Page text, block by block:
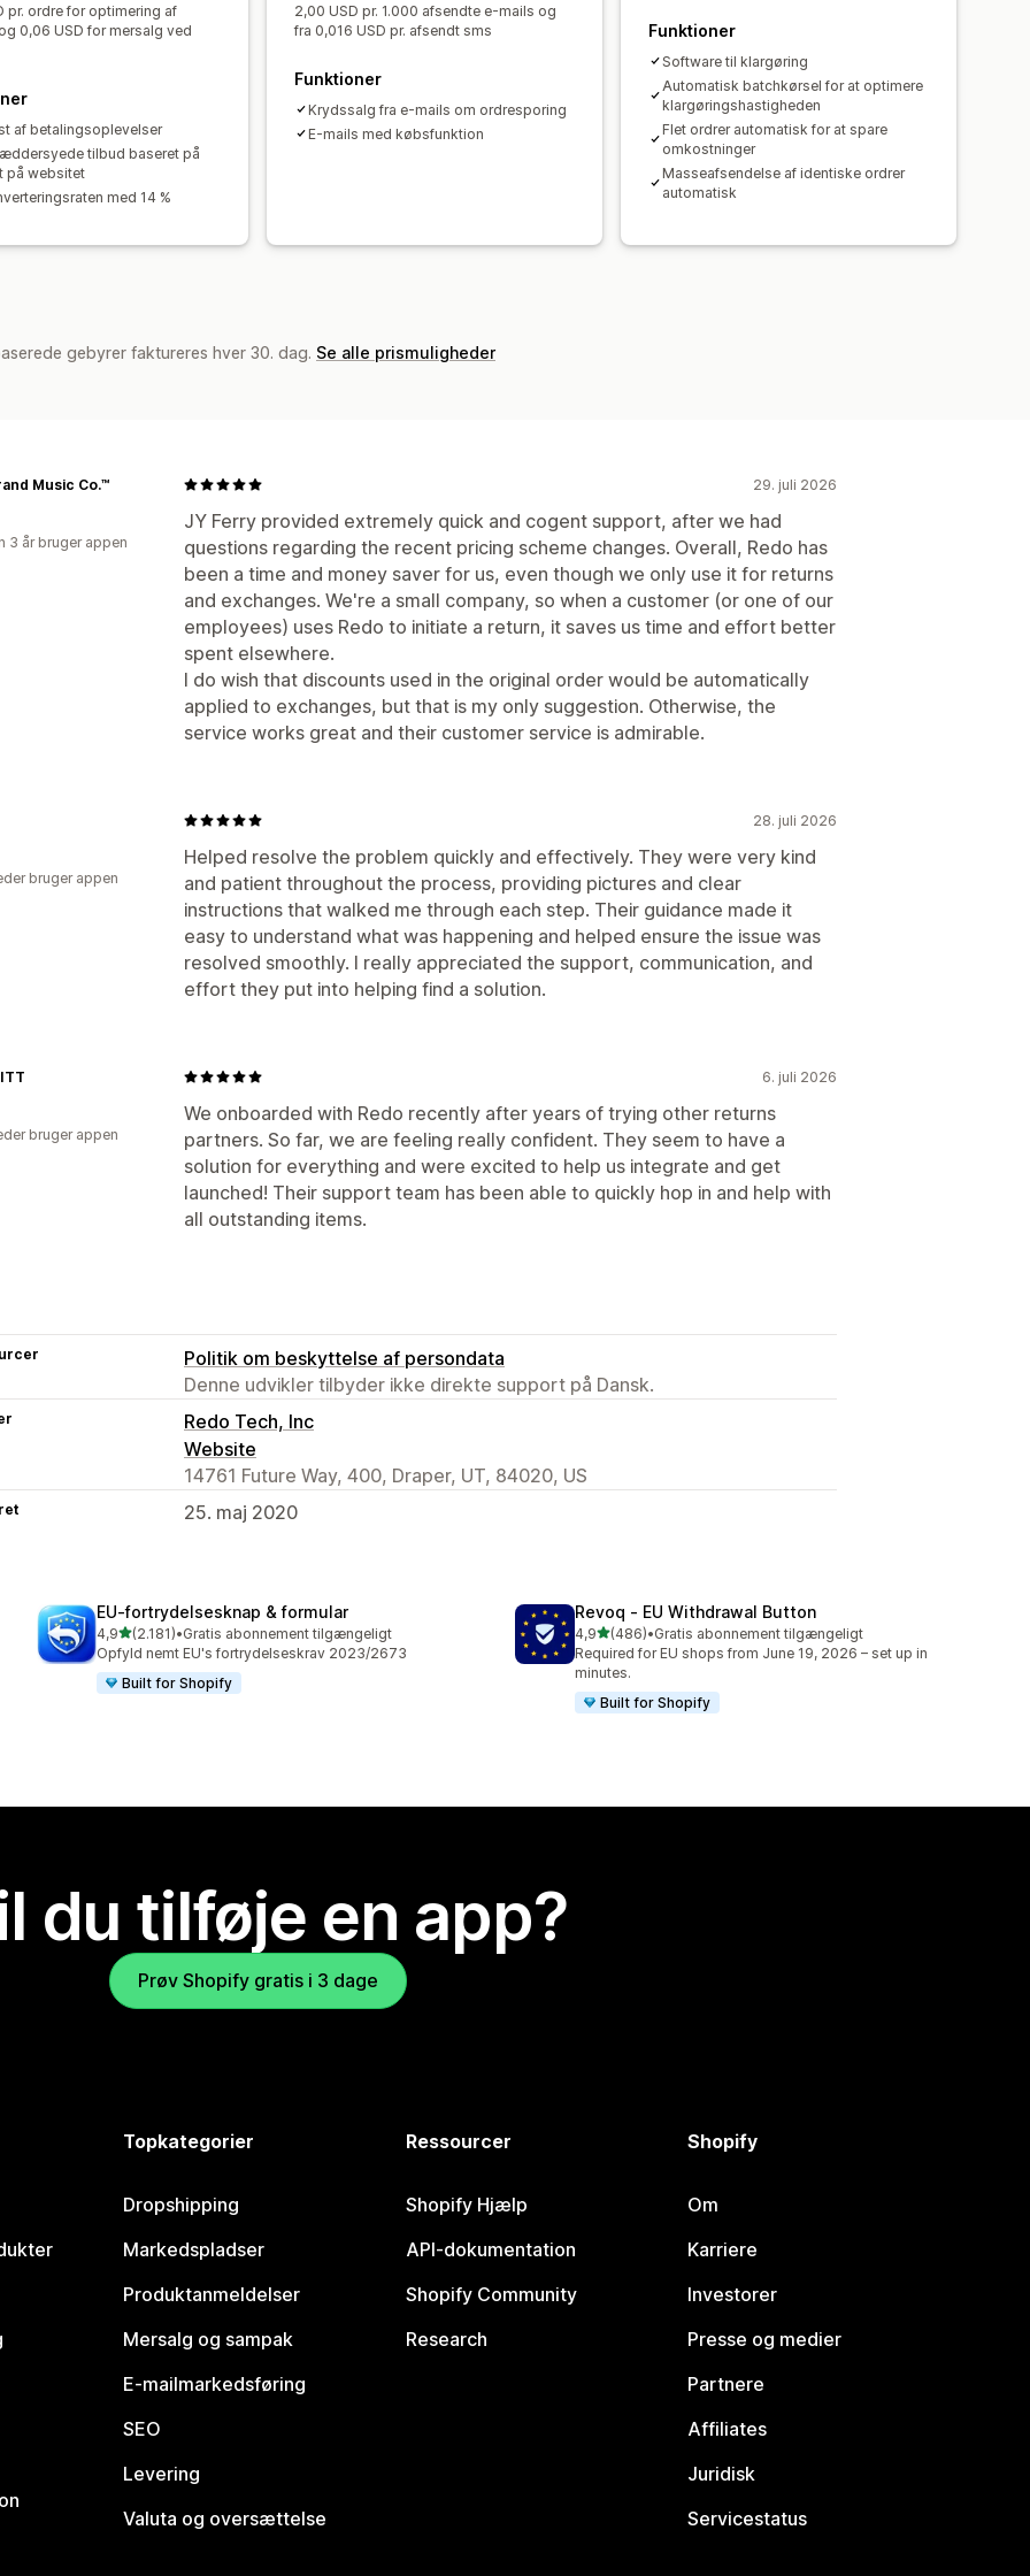
pr. ordre for optimering af
0,06 USD for mersalg ved
af betalingsoplevelser
tilbud baseret på
på websitet
med 14 %
2,00 USD pr. 1.000 afsendte e-mails og
fra 0,016 USD pr. afsendt sms
Funktioner
Krydssalg fra e-mails om ordresporing
E-mails med købsfunktion
Funktioner
Software til klargøring
Automatisk batchkørsel for at optimere
klargøringshastigheden
Flet ordrer automatisk for at spare
omkostninger
Masseafsendelse af identiske ordrer
automatisk
gebyrer faktureres hver 30. dag. Se alle prismuligheder
29. juli 2026
JY Ferry provided extremely quick and cogent support, after we had
questions regarding the recent pricing scheme changes. Overall, Redo has
been a time and money saver for us, even though we only use it for returns
and exchanges. We're a small company, so when a customer (or one of our
employees) uses Redo to initiate a return, it saves us time and effort better
spent elsewhere.
I do wish that discounts used in the original order would be automatically
applied to exchanges, but that is my only suggestion. Otherwise, the
service works great and their customer service is admirable.
Music Co.™
3 år bruger appen
28. juli 2026
Helped resolve the problem quickly and effectively. They were very kind
and patient throughout the process, providing pictures and clear
instructions that walked me through each step. Their guidance made it
easy to understand what was happening and helped ensure the issue was
resolved smoothly. I really appreciated the support, communication, and
effort they put into helping find a solution.
bruger appen
6. juli 2026
We onboarded with Redo recently after years of trying other returns
partners. So far, we are feeling really confident. They seem to have a
solution for everything and were excited to help us integrate and get
launched! Their support team has been able to quickly hop in and help with
all outstanding items.
bruger appen
Politik om beskyttelse af persondata
Denne udvikler tilbyder ikke direkte support på Dansk.
Redo Tech, Inc
Website
14761 Future Way, 400, Draper, UT, 84020, US
25. maj 2020
EU‑fortrydelsesknap & formular
4,9ud af 5 stjerner
(2.181)
2181 anmeldelser i alt
•Gratis abonnement tilgængeligt
Opfyld nemt EU's fortrydelseskrav 2023/2673
Built for Shopify
Revoq ‑ EU Withdrawal Button
4,9ud af 5 stjerner
(486)
486 anmeldelser i alt
•Gratis abonnement tilgængeligt
Required for EU shops from June 19, 2026 – set up in
minutes.
Built for Shopify
du tilføje en app?
Prøv Shopify gratis i 3 dage
Topkategorier
Dropshipping
Markedspladser
Produktanmeldelser
Mersalg og sampak
E-mailmarkedsføring
SEO
Levering
Valuta og oversættelse
Ressourcer
Shopify Hjælp
API-dokumentation
Shopify Community
Research
Shopify
Om
Karriere
Investorer
Presse og medier
Partnere
Affiliates
Juridisk
Servicestatus